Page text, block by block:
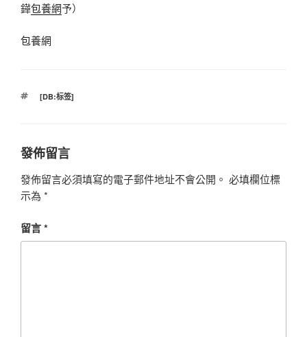
鏵包養網予）
包養網
標
[DB:标签]
發佈留言
發佈留言必須填寫的電子郵件地址不會公開。 必填欄位標
示為 *
留言*